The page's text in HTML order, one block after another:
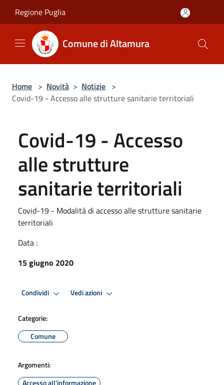
Regione Puglia
Comune di Altamura
Home > Novità > Notizie >
Covid-19 - Accesso alle strutture sanitarie territoriali
Covid-19 - Accesso
alle strutture
sanitarie territoriali
Covid-19 - Modalità di accesso alle strutture sanitarie
territoriali
Data :
15 giugno 2020
Condividi Vedi azioni
Categorie:
Comune
Argomenti:
Accesso all'informazione